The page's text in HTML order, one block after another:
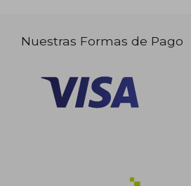
Nuestras Formas de Pago